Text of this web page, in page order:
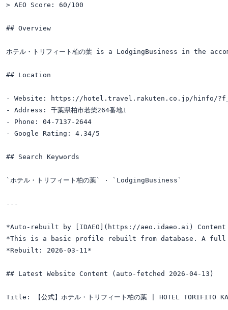
> AEO Score: 60/100
## Overview
ホテル・トリフィート柏の葉 is a LodgingBusiness in the
## Location
- Website: https://hotel.travel.rakuten.co.jp/hinfo/
- Address: 千葉県柏市若柴264番地1
- Phone: 04-7137-2644
- Google Rating: 4.34/5
## Search Keywords
`ホテル・トリフィート柏の葉` · `LodgingBusiness`
---
*Auto-rebuilt by [IDAEO](https://aeo.idaeo.ai) Content
*This is a basic profile rebuilt from database. A
*Rebuilt: 2026-03-11*
## Latest Website Content (auto-fetched 2026-04-13)
Title: 【公式】ホテル・トリフィート柏の葉 | HOTEL TORIFITO